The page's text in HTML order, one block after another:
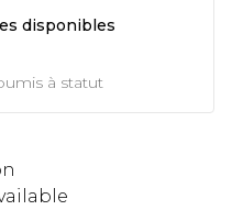
disponibles
à statut